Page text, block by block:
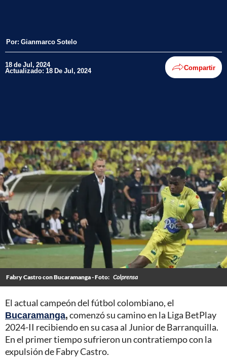
Por: Gianmarco Sotelo
18 de Jul, 2024
Actualizado: 18 De Jul, 2024 Compartir
Fabry Castro con Bucaramanga - Foto: Colprensa
El actual campeón del fútbol colombiano, el
Bucaramanga,comenzó su camino en la Liga BetPlay
2024-II recibiendo en su casa al Junior de Barranquilla.
En el primer tiempo sufrieron un contratiempo con la
expulsión de Fabry Castro.